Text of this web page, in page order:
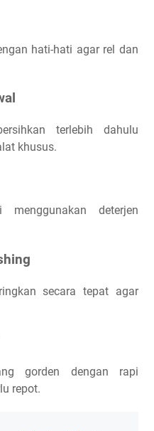
hati-hati agar rel dan
terlebih dahulu
khusus.
menggunakan deterjen
secara tepat agar
gorden dengan rapi
repot.